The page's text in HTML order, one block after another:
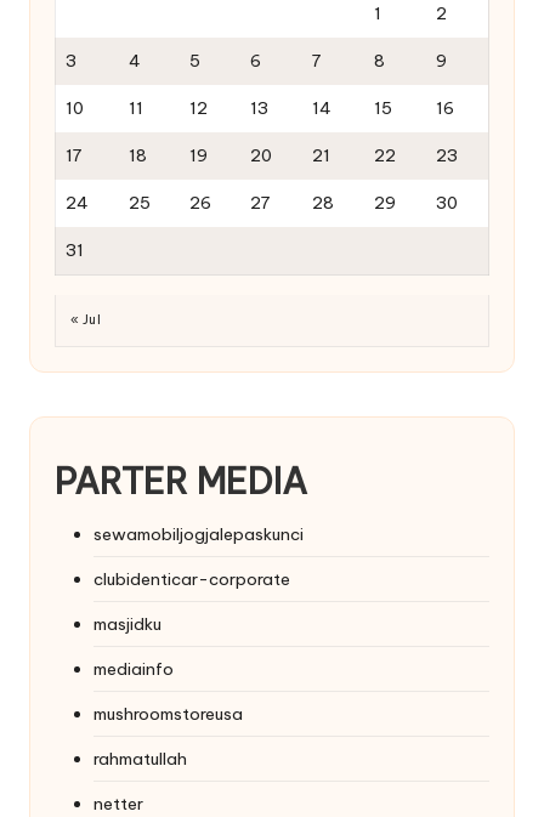
1 2
3 4 5 6 7 8 9
10 11 12 13 14 15 16
17 18 19 20 21 22 23
24 25 26 27 28 29 30
31
« Jul
PARTER MEDIA
sewamobiljogjalepaskunci
clubidenticar-corporate
masjidku
mediainfo
mushroomstoreusa
rahmatullah
netter